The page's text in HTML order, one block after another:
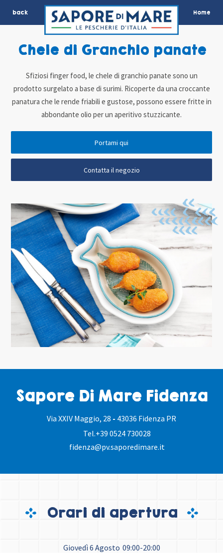
back Home
Sapore Di Mare Fidenza
Via XXIV Maggio, 28 - 43036 Fidenza PR
Tel.+39 0524 730028
fidenza@pv.saporedimare.it
Chele di Granchio panate
Sfiziosi finger food, le chele di granchio panate sono un
prodotto surgelato a base di surimi. Ricoperte da una croccante
panatura che le rende friabili e gustose, possono essere fritte in
abbondante olio per un aperitivo stuzzicante.
Portami qui
Contatta il negozio
Orari di apertura
Giovedì 6 Agosto 09:00-20:00